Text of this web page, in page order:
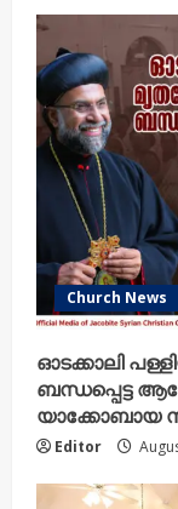
Church News
ഓടക്കാലി
ബന്ധപ്പെട്ട
യാക്കോബായ
Editor